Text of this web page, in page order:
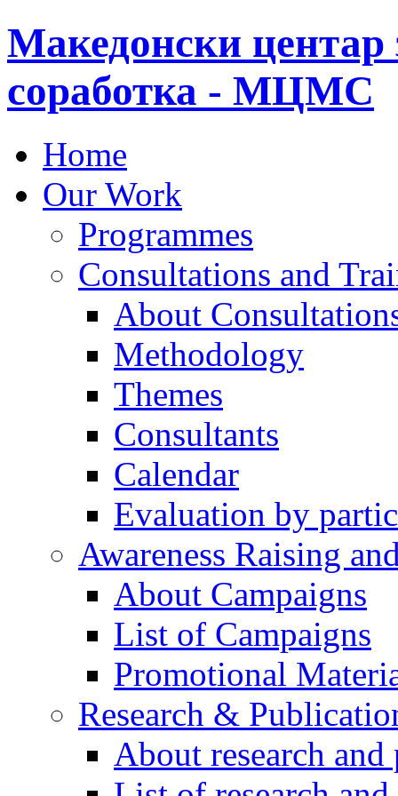
Македонски центар
соработка - МЦМС
Home
Our Work
Programmes
Consultations and
About
Methodology
Themes
Consultants
Calendar
Evaluation by
Awareness Raising
About Campaigns
List of Campaigns
Promotional
Research &
About research